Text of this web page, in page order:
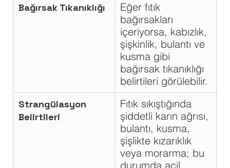
Bağırsak Tıkanıklığı
Eğer fıtık
bağırsakları
içeriyorsa, kabızlık,
şişkinlik, bulantı ve
kusma gibi
bağırsak tıkanıklığı
belirtileri görülebilir.
Strangülasyon
Belirtileri
Fıtık sıkıştığında
şiddetli karın ağrısı,
bulantı, kusma,
şişlikte kızarıklık
veya morarma; bu
durumda acil